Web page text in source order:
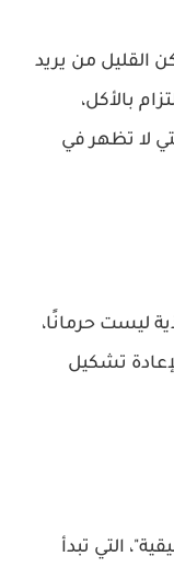
القليل من يريد
بالأكل،
لا تظهر في
ليست حرمانًا،
تشكيل
التي تبدأ